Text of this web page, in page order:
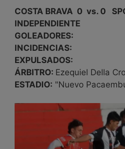
COSTA BRAVA 0 vs. 0
INDEPENDIENTE
GOLEADORES:
INCIDENCIAS:
EXPULSADOS:
ÁRBITRO: Ezequiel Della
ESTADIO: "Nuevo